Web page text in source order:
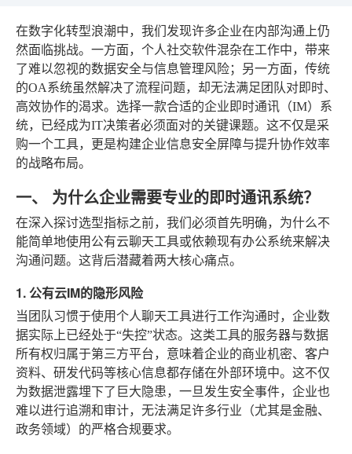
在数字化转型浪潮中，我们发现许多企业在内部沟通上仍
然面临挑战。一方面，个人社交软件混杂在工作中，带来
了难以忽视的数据安全与信息管理风险；另一方面，传统
的OA系统虽然解决了流程问题，却无法满足团队对即时、
高效协作的渴求。选择一款合适的企业即时通讯（IM）系
统，已经成为IT决策者必须面对的关键课题。这不仅是采
购一个工具，更是构建企业信息安全屏障与提升协作效率
的战略布局。
一、 为什么企业需要专业的即时通讯系统？
在深入探讨选型指标之前，我们必须首先明确，为什么不
能简单地使用公有云聊天工具或依赖现有办公系统来解决
沟通问题。这背后潜藏着两大核心痛点。
1. 公有云IM的隐形风险
当团队习惯于使用个人聊天工具进行工作沟通时，企业数
据实际上已经处于“失控”状态。这类工具的服务器与数据
所有权归属于第三方平台，意味着企业的商业机密、客户
资料、研发代码等核心信息都存储在外部环境中。这不仅
为数据泄露埋下了巨大隐患，一旦发生安全事件，企业也
难以进行追溯和审计，无法满足许多行业（尤其是金融、
政务领域）的严格合规要求。